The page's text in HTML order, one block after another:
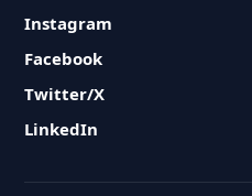
Instagram
Facebook
Twitter/X
LinkedIn